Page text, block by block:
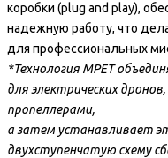
коробки (plug and play),
надежную работу, что
для профессиональных
*Технология MPET
для электрических
пропеллерами,
а затем устанавливает
двухступенчатую схему